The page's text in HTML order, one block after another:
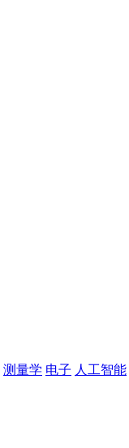
测量学 电子 人工智能